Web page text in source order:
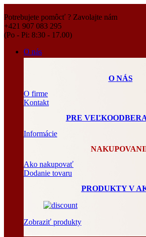
Potrebujete pomôcť ? Zavolajte nám
+421 907 083 295
(Po - Pi: 8:30 - 17.00)
O nás
O NÁS
O firme
Kontakt
PRE
Informácie
Ako nakupovať
Dodanie tovaru
PRODUKTY V
Zobraziť produkty